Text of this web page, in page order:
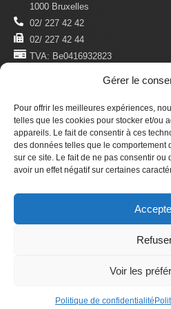
Gérer le
Pour offrir les meilleures expériences,
telles que les cookies pour stocker et/ou
appareils. Le fait de consentir à ces
des données telles que le comportement
sur ce site. Le fait de ne pas consentir ou
avoir un effet négatif sur certaines
Voir les
Politique de confidentialité
1000 Bruxelles
02/ 227 42 42
02/ 227 42 44
TVA: Be0416932823
MENTIONS LÉGALES
Politique De Confidentialité
Conditions D'utilisation
S'ABONNER
Newsletter